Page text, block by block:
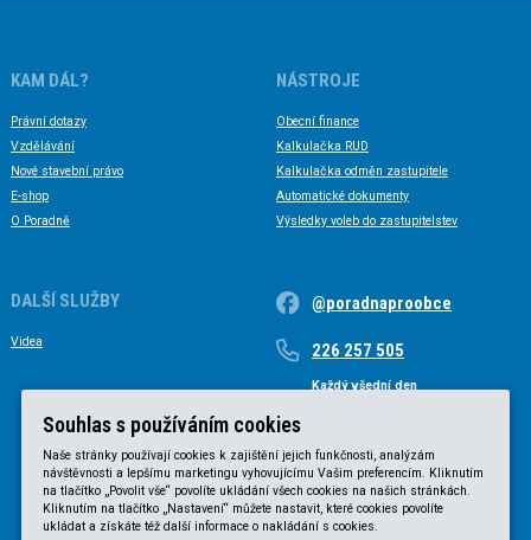
KAM DÁL?
Právní dotazy
Vzdělávání
Nové stavební právo
E-shop
O Poradně
NÁSTROJE
Obecní finance
Kalkulačka RUD
Kalkulačka odměn zastupitele
Automatické dokumenty
Výsledky voleb do zastupitelstev
DALŠÍ SLUŽBY
Videa
@poradnaproobce
226 257 505
Každý všední den
Souhlas s používáním cookies
Naše stránky používají cookies k zajištění jejich funkčnosti, analýzám
návštěvnosti a lepšímu marketingu vyhovujícímu Vašim preferencím. Kliknutím
na tlačítko „Povolit vše“ povolíte ukládání všech cookies na našich stránkách.
Kliknutím na tlačítko „Nastavení“ můžete nastavit, které cookies povolíte
ukládat a získáte též další informace o nakládání s cookies.